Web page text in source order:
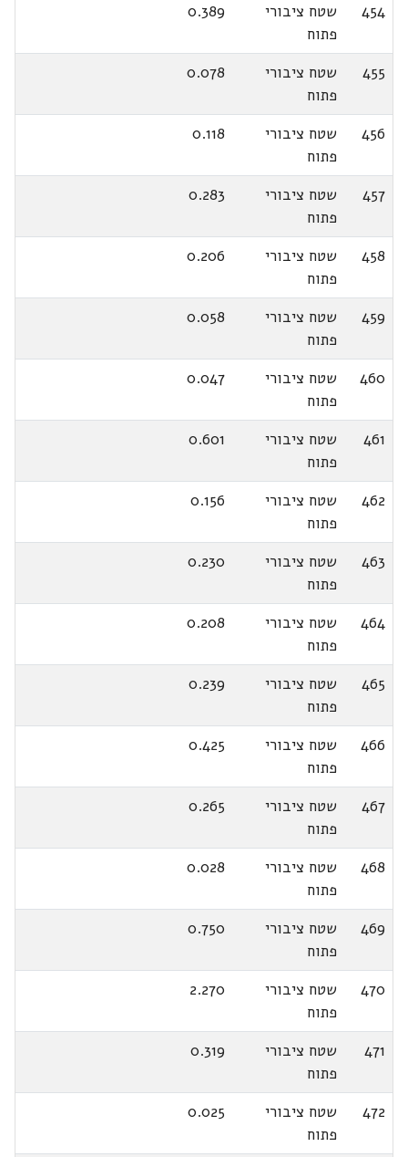
454
שטח ציבורי
פתוח
0.389
455
שטח ציבורי
פתוח
0.078
456
שטח ציבורי
פתוח
0.118
457
שטח ציבורי
פתוח
0.283
458
שטח ציבורי
פתוח
0.206
459
שטח ציבורי
פתוח
0.058
460
שטח ציבורי
פתוח
0.047
461
שטח ציבורי
פתוח
0.601
462
שטח ציבורי
פתוח
0.156
463
שטח ציבורי
פתוח
0.230
464
שטח ציבורי
פתוח
0.208
465
שטח ציבורי
פתוח
0.239
466
שטח ציבורי
פתוח
0.425
467
שטח ציבורי
פתוח
0.265
468
שטח ציבורי
פתוח
0.028
469
שטח ציבורי
פתוח
0.750
470
שטח ציבורי
פתוח
2.270
471
שטח ציבורי
פתוח
0.319
472
שטח ציבורי
פתוח
0.025